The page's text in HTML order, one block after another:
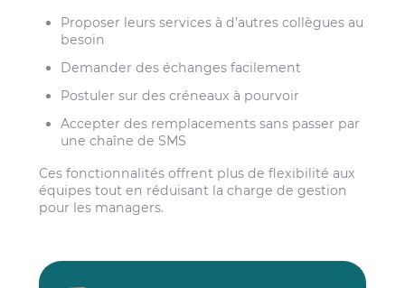
Proposer leurs services à d’autres collègues au
besoin
Demander des échanges facilement
Postuler sur des créneaux à pourvoir
Accepter des remplacements sans passer par
une chaîne de SMS
Ces fonctionnalités offrent plus de flexibilité aux
équipes tout en réduisant la charge de gestion
pour les managers.